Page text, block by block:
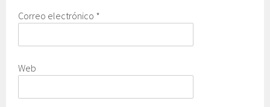
Correo electrónico *
Web